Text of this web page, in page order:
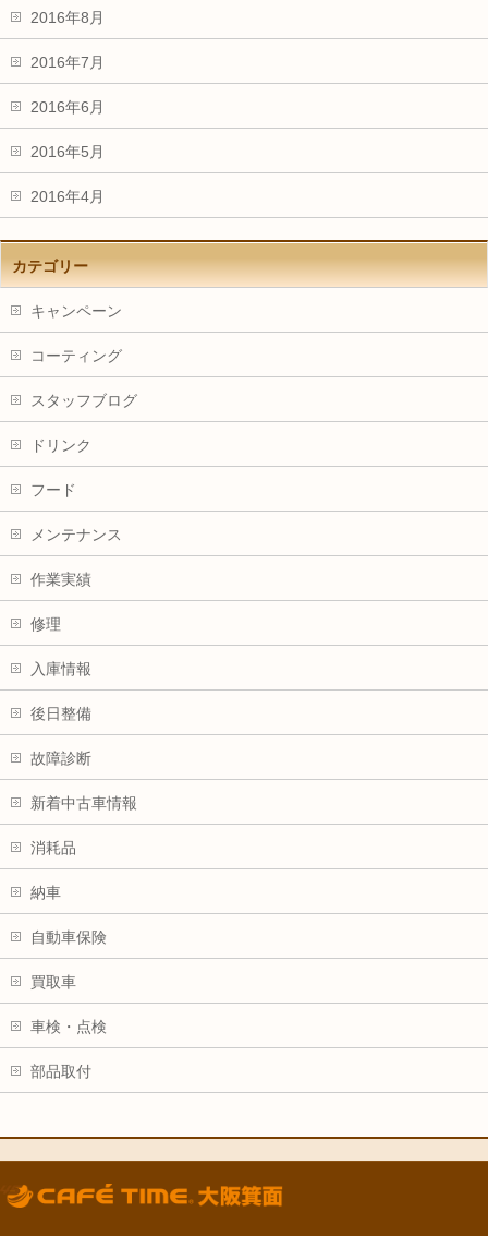
2016年8月
2016年7月
2016年6月
2016年5月
2016年4月
カテゴリー
キャンペーン
コーティング
スタッフブログ
ドリンク
フード
メンテナンス
作業実績
修理
入庫情報
後日整備
故障診断
新着中古車情報
消耗品
納車
自動車保険
買取車
車検・点検
部品取付